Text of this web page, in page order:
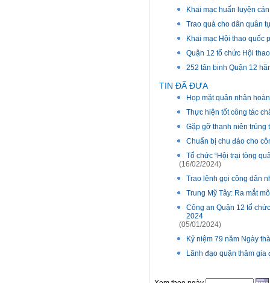
Khai mạc huấn luyện
Trao quà cho dân quân
Khai mạc Hội thao quốc
Quận 12 tổ chức Hội
252 tân binh Quận 12
TIN ĐÃ ĐƯA
Họp mặt quân nhân
Thực hiện tốt công tác
Gặp gỡ thanh niên trúng
Chuẩn bị chu đáo cho
Tổ chức “Hội trại tòng
(16/02/2024)
Trao lệnh gọi công dân
Trung Mỹ Tây: Ra mắt
Công an Quận 12 tổ
2024
(05/01/2024)
Kỷ niệm 79 năm Ngày
Lãnh đạo quận thăm